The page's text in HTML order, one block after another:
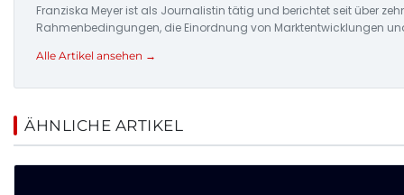
Franziska Meyer ist als Journalistin tätig und berichtet seit über
Rahmenbedingungen, die Einordnung von Marktentwicklungen
Alle Artikel ansehen →
ÄHNLICHE ARTIKEL